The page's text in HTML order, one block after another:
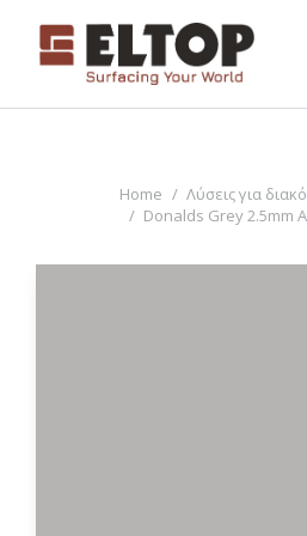
You are here:
Home Λύσεις για
Donalds Grey 2.5mm